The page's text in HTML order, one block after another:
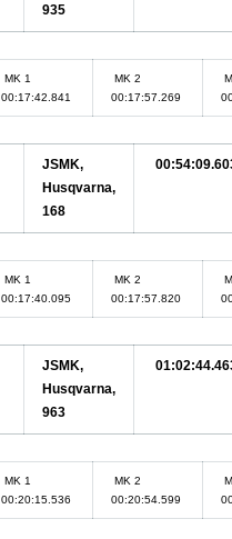
935
MK 1
00:17:42.841
MK 2
00:17:57.269
JSMK,
Husqvarna,
168
MK 1
00:17:40.095
MK 2
00:17:57.820
JSMK,
Husqvarna,
963
MK 1
00:20:15.536
MK 2
00:20:54.599